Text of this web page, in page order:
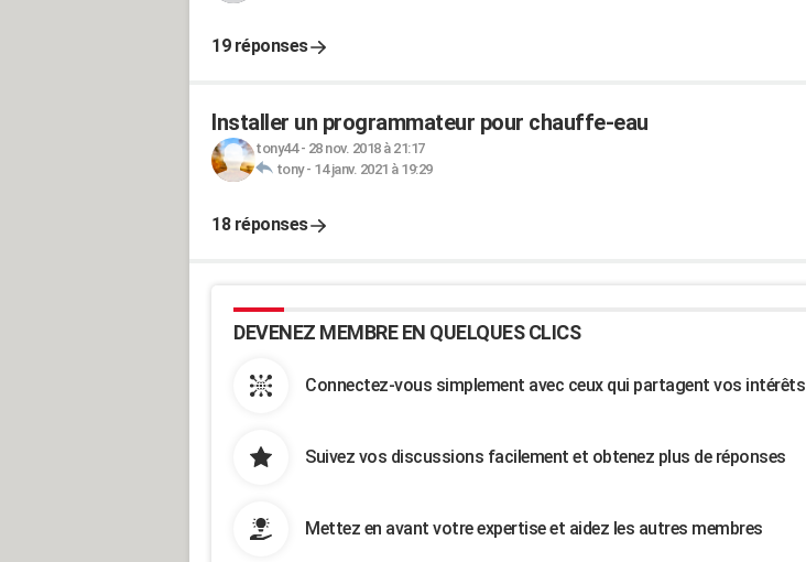
19 réponses
Installer un programmateur pour chauffe-eau
tony44- 28 nov. 2018 à 21:17
tony- 14 janv. 2021 à 19:29
18 réponses
DEVENEZ MEMBRE EN QUELQUES CLICS
Connectez-vous simplement avec ceux qui partagent vos intérêts
Suivez vos discussions facilement et obtenez plus de réponses
Mettez en avant votre expertise et aidez les autres membres